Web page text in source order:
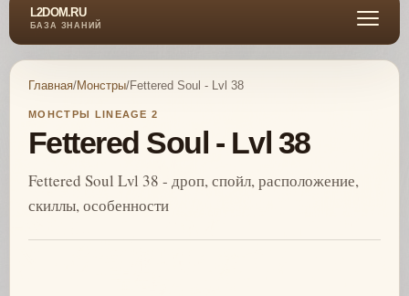
L2DOM.RU
БАЗА ЗНАНИЙ
Главная/Монстры/Fettered Soul - Lvl 38
МОНСТРЫ LINEAGE 2
Fettered Soul - Lvl 38
Fettered Soul Lvl 38 - дроп, спойл, расположение,
скиллы, особенности